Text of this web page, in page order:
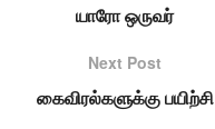
யாரோ ஒருவர்
Next Post
கைவிரல்களுக்கு பயிற்சி